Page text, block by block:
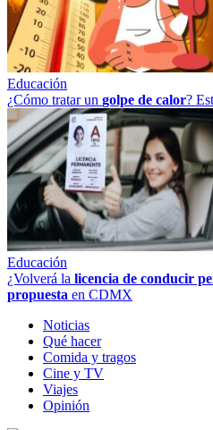
Educación
¿Cómo tratar un golpe de calor?
Educación
¿Volverá la licencia de conducir
propuesta en CDMX
Noticias
Qué hacer
Comida y tragos
Cine y TV
Viajes
Opinión